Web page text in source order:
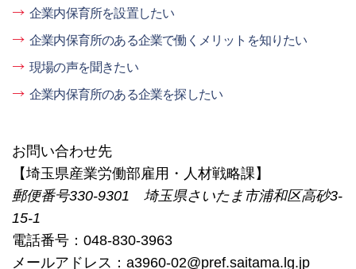
企業内保育所を設置したい
企業内保育所のある企業で働くメリットを知りたい
現場の声を聞きたい
企業内保育所のある企業を探したい
お問い合わせ先
【埼玉県産業労働部雇用・人材戦略課】
郵便番号330-9301 埼玉県さいたま市浦和区高砂3-
15-1
電話番号：048-830-3963
メールアドレス：a3960-02@pref.saitama.lg.jp